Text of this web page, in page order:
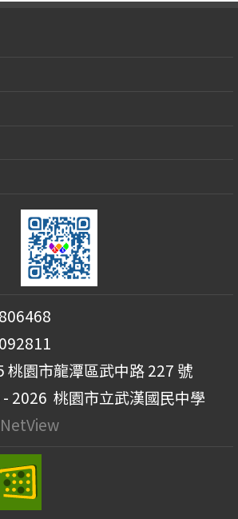
桃園市龍潭區武中路 227 號
2026 桃園市立武漢國民中學
NetView